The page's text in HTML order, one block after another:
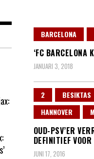
BARCELONA
‘FC BARCELONA
JANUARI 3, 2018
2 BESIKTAS
HANNOVER
OUD-PSV’ER
DEFINITIEF
JUNI 17, 2016